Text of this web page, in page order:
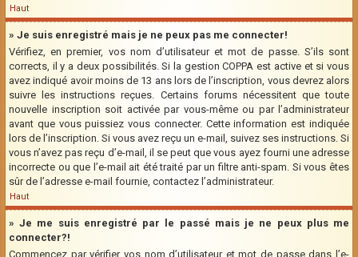
Haut
» Je suis enregistré mais je ne peux pas me connecter!
Vérifiez, en premier, vos nom d’utilisateur et mot de passe. S’ils sont
corrects, il y a deux possibilités. Si la gestion COPPA est active et si vous
avez indiqué avoir moins de 13 ans lors de l’inscription, vous devrez alors
suivre les instructions reçues. Certains forums nécessitent que toute
nouvelle inscription soit activée par vous-même ou par l’administrateur
avant que vous puissiez vous connecter. Cette information est indiquée
lors de l’inscription. Si vous avez reçu un e-mail, suivez ses instructions. Si
vous n’avez pas reçu d’e-mail, il se peut que vous ayez fourni une adresse
incorrecte ou que l’e-mail ait été traité par un filtre anti-spam. Si vous êtes
sûr de l’adresse e-mail fournie, contactez l’administrateur.
Haut
» Je me suis enregistré par le passé mais je ne peux plus me
connecter?!
Commencez par vérifier vos nom d’utilisateur et mot de passe dans l’e-